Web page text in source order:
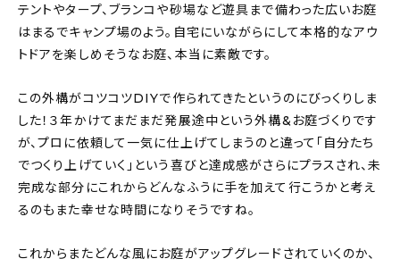
テントやタープ、ブランコや砂場など遊具まで備わった広いお庭
はまるでキャンプ場のよう。自宅にいながらにして本格的なアウ
トドアを楽しめそうなお庭、本当に素敵です。
この外構がコツコツDIYで作られてきたというのにびっくりしま
した！３年かけてまだまだ発展途中という外構&お庭づくりです
が、プロに依頼して一気に仕上げてしまうのと違って「自分たち
でつくり上げていく」という喜びと達成感がさらにプラスされ、未
完成な部分にこれからどんなふうに手を加えて行こうかと考え
るのもまた幸せな時間になりそうですね。
これからまたどんな風にお庭がアップグレードされていくのか、